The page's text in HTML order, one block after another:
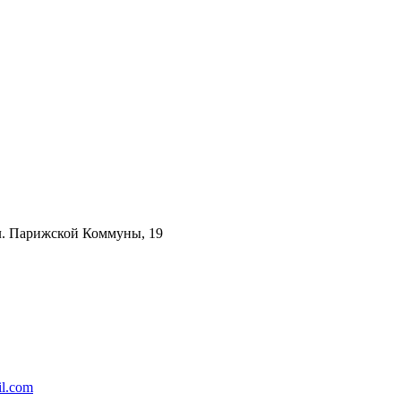
Парижской Коммуны, 19